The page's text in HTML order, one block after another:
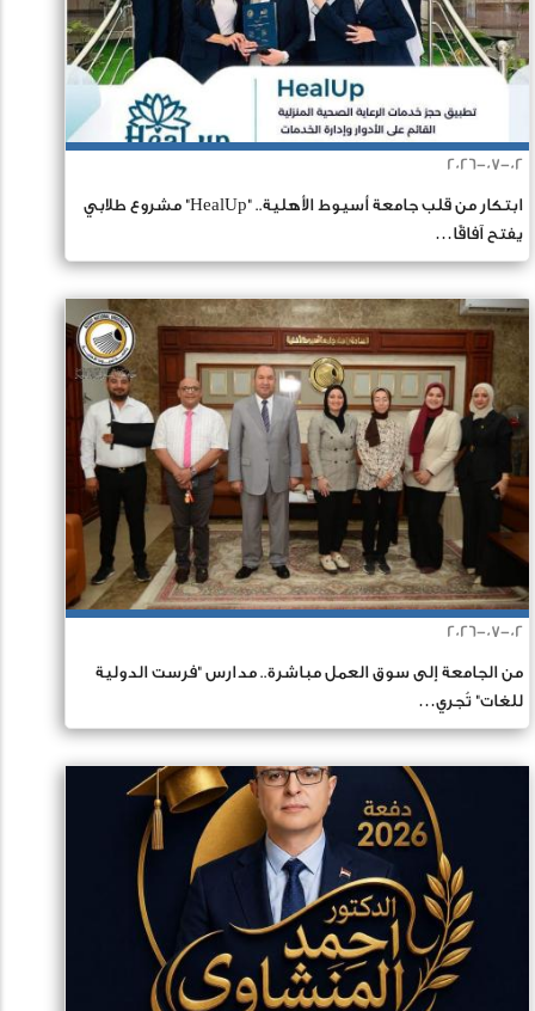
2026-07-02
ابتكار من قلب جامعة أسيوط الأهلية.. "HealUp" مشروع طلابي
يفتح آفاقًا…
2026-07-02
من الجامعة إلى سوق العمل مباشرة.. مدارس "فرست الدولية
للغات" تُجري…